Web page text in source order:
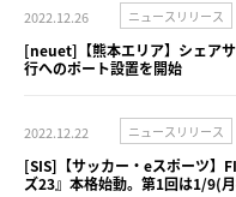
2022.12.26 ニュースリリース
[neuet]【熊本エリア】シェア
行へのポート設置を開始
2022.12.22 ニュースリリース
[SIS]【サッカー・eスポーツ】
ズ23』本格始動。第1回は1/9(